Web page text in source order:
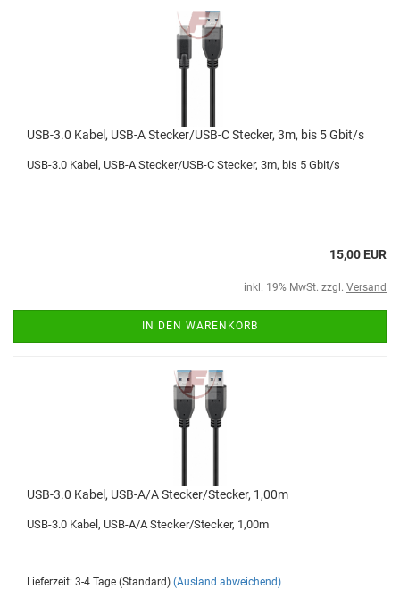
USB-3.0 Kabel, USB-A Stecker/USB-C Stecker, 3m, bis 5 Gbit/s
USB-3.0 Kabel, USB-A Stecker/USB-C Stecker, 3m, bis 5 Gbit/s
15,00 EUR
inkl. 19% MwSt. zzgl. Versand
IN DEN WARENKORB
USB-3.0 Kabel, USB-A/A Stecker/Stecker, 1,00m
USB-3.0 Kabel, USB-A/A Stecker/Stecker, 1,00m
Lieferzeit: 3-4 Tage (Standard) (Ausland abweichend)